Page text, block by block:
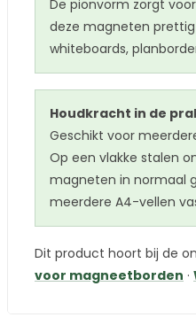
De pionvorm zorgt
deze magneten prettig
whiteboards,
Houdkracht in de
Geschikt voor
Op een vlakke stalen
magneten in normaal
meerdere A4-vellen
Dit product hoort bij de
voor magneetborden ·